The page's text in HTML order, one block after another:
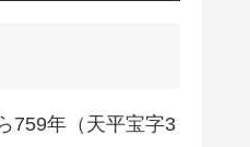
759年（天平宝字3